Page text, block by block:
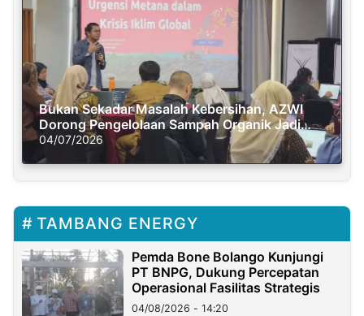
Bukan Sekadar Masalah Kebersihan, AZWI
Dorong Pengelolaan Sampah Organik Jadi
Solusi Krisis Iklim
04/07/2026
TAMBANG ENERGY
Pemda Bone Bolango Kunjungi
PT BNPG, Dukung Percepatan
Operasional Fasilitas Strategis
04/08/2026 - 14:20